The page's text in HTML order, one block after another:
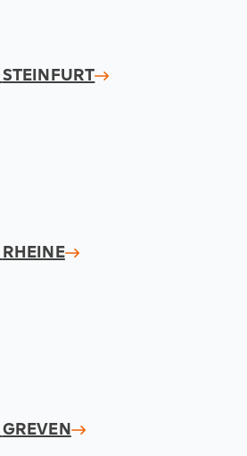
STEINFURT
RHEINE
GREVEN